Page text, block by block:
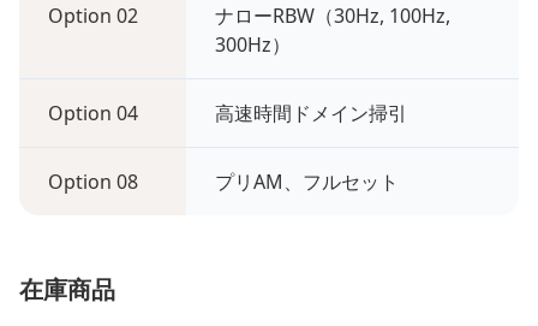
Option 02
ナローRBW（30Hz, 100Hz,
300Hz）
Option 04 高速時間ドメイン掃引
Option 08 プリAM、フルセット
在庫商品